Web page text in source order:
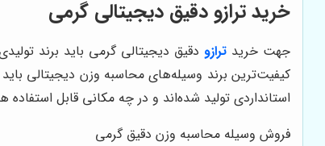
خرید ترازو دقیق دیجیتالی گرمی
جهت خرید ترازو دقیق دیجیتالی گرمی باید برند
کیفیت‌ترین برند وسیله‌های محاسبه وزن دیجیتالی
استانداردی تولید شده‌اند و در چه مکانی قابل
فروش وسیله محاسبه وزن دقیق گرمی